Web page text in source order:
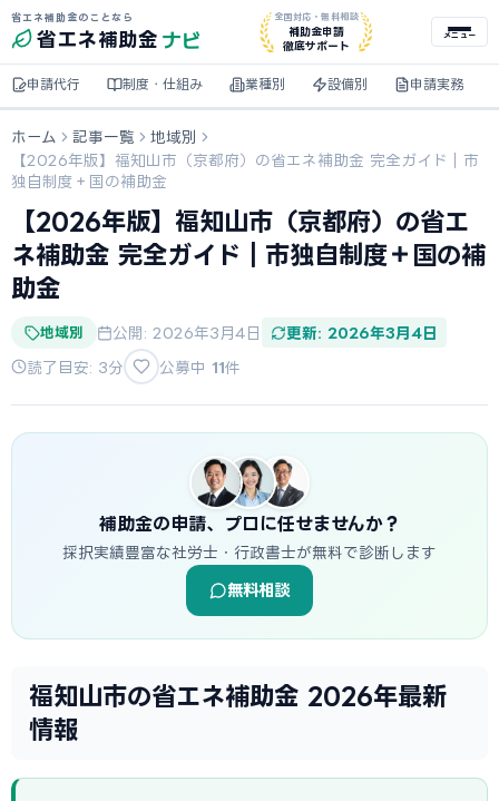
省エネ補助金のことなら
省エネ補助金 ナビ
全国対応・無料相談
補助金申請
徹底サポート
メニュー
申請代行 制度・仕組み 業種別 設備別 申請実務
ホーム 記事一覧
地域別
【2026年版】福知山市（京都府）の省エネ補助金 完全ガイド｜市
独自制度＋国の補助金
【2026年版】福知山市（京都府）の省エ
ネ補助金 完全ガイド｜市独自制度＋国の補
助金
地域別 公開: 2026年3月4日 更新: 2026年3月4日
読了目安: 3分 公募中 11件
補助金の申請、プロに任せませんか？
採択実績豊富な社労士・行政書士が無料で診断します
無料相談
福知山市の省エネ補助金 2026年最新
情報